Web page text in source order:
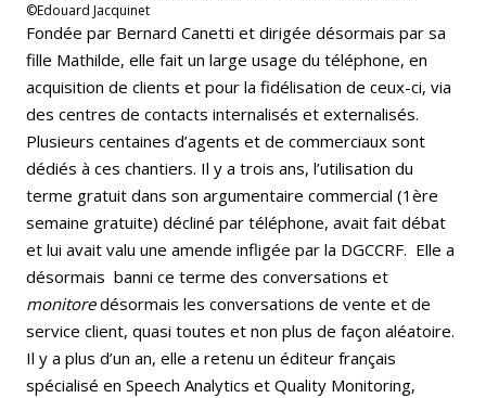
©Edouard Jacquinet
Fondée par Bernard Canetti et dirigée désormais par sa
fille Mathilde, elle fait un large usage du téléphone, en
acquisition de clients et pour la fidélisation de ceux-ci, via
des centres de contacts internalisés et externalisés.
Plusieurs centaines d’agents et de commerciaux sont
dédiés à ces chantiers. Il y a trois ans, l’utilisation du
terme gratuit dans son argumentaire commercial (1ère
semaine gratuite) décliné par téléphone, avait fait débat
et lui avait valu une amende infligée par la DGCCRF. Elle a
désormais banni ce terme des conversations et
monitoredésormais les conversations de vente et de
service client, quasi toutes et non plus de façon aléatoire.
Il y a plus d’un an, elle a retenu un éditeur français
spécialisé en Speech Analytics et Quality Monitoring,